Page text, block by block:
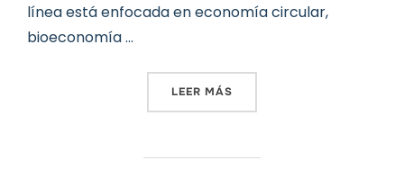
línea está enfocada en economía circular,
bioeconomía …
LEER MÁS